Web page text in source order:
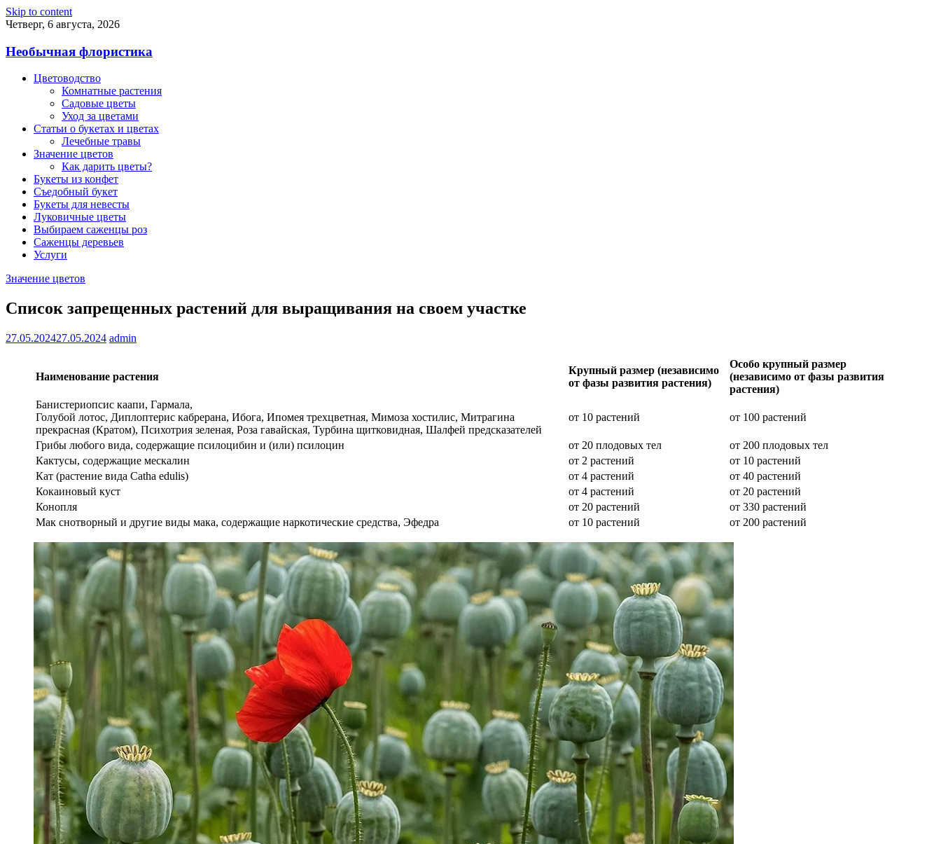
Skip to content
Четверг, 6 августа, 2026
Необычная флористика
Цветоводство
Комнатные растения
Садовые цветы
Уход за цветами
Статьи о букетах и цветах
Лечебные травы
Значение цветов
Как дарить цветы?
Букеты из конфет
Съедобный букет
Букеты для невесты
Луковичные цветы
Выбираем саженцы роз
Саженцы деревьев
Услуги
Значение цветов
Список запрещенных растений для выращивания на своем участке
27.05.202427.05.2024 admin
Наименование растения
Крупный размер (независимо
от фазы развития растения)
Особо крупный размер
(независимо от фазы развития
растения)
Банистериопсис каапи, Гармала,
Голубой лотос, Диплоптерис кабрерана, Ибога, Ипомея трехцветная, Мимоза хостилис, Митрагина
прекрасная (Кратом), Психотрия зеленая, Роза гавайская, Турбина щитковидная, Шалфей предсказателей
от 10 растений от 100 растений
Грибы любого вида, содержащие псилоцибин и (или) псилоцин от 20 плодовых тел
от 200 плодовых тел
Кактусы, содержащие мескалин
от 2 растений
от 10 растений
Кат (растение вида Catha edulis)
от 4 растений
от 40 растений
Кокаиновый куст
от 4 растений
от 20 растений
Конопля
от 20 растений
от 330 растений
Мак снотворный и другие виды мака, содержащие наркотические средства, Эфедра
от 10 растений от 200 растений